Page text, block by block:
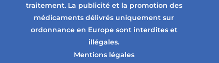
traitement. La publicité et la promotion des
médicaments délivrés uniquement sur
ordonnance en Europe sont interdites et
illégales.
Mentions légales